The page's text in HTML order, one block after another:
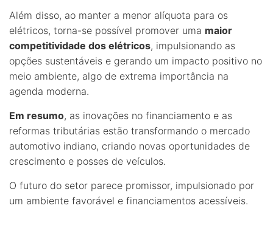
Além disso, ao manter a menor alíquota para os
elétricos, torna-se possível promover uma maior
competitividade dos elétricos, impulsionando as
opções sustentáveis e gerando um impacto positivo no
meio ambiente, algo de extrema importância na
agenda moderna.
Em resumo, as inovações no financiamento e as
reformas tributárias estão transformando o mercado
automotivo indiano, criando novas oportunidades de
crescimento e posses de veículos.
O futuro do setor parece promissor, impulsionado por
um ambiente favorável e financiamentos acessíveis.